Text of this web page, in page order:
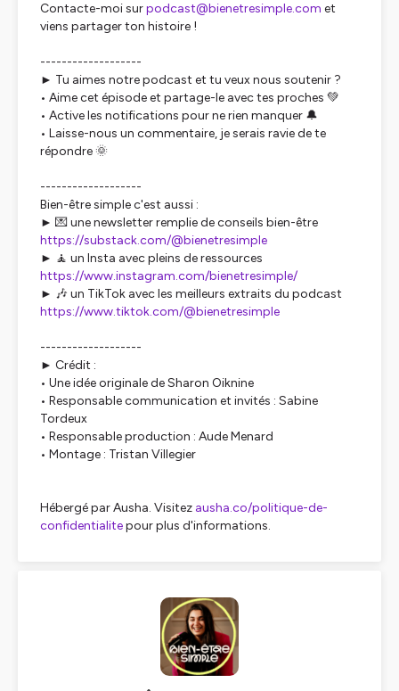
Contacte-moi surpodcast@bienetresimple.com et
viens partager ton histoire !
-------------------
► Tu aimes notre podcast et tu veux nous soutenir ?
• Aime cet épisode et partage-le avec tes proches 💚
• Active les notifications pour ne rien manquer 🔔
• Laisse-nous un commentaire, je serais ravie de te
répondre 🌞
-------------------
Bien-être simple c'est aussi :
► 💌 une newsletter remplie de conseils bien-être
https://substack.com/@bienetresimple
► 🧘 un Insta avec pleins de ressources
https://www.instagram.com/bienetresimple/
► 🎶 un TikTok avec les meilleurs extraits du podcast
https://www.tiktok.com/@bienetresimple
-------------------
► Crédit :
• Une idée originale de Sharon Oiknine
• Responsable communication et invités : Sabine
Tordeux
• Responsable production : Aude Menard
• Montage : Tristan Villegier
Hébergé par Ausha. Visitez ausha.co/politique-de-
confidentialitepour plus d'informations.